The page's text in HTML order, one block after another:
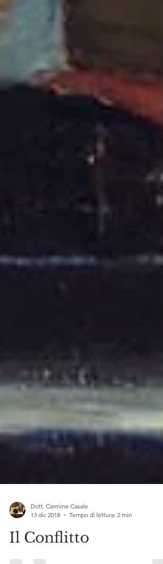
Dott. Carmine Casale
13 dic 2018
Tempo di lettura: 2 min
Il Conflitto